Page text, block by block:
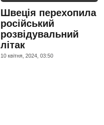
Швеція перехопила
російський
розвідувальний
літак
10 квiтня, 2024, 03:50